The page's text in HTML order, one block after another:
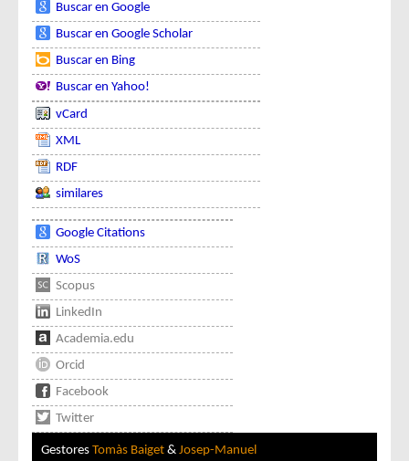
Buscar en Google
Buscar en Google Scholar
Buscar en Bing
Buscar en Yahoo!
vCard
XML
RDF
similares
Google Citations
WoS
Scopus
LinkedIn
Academia.edu
Orcid
Facebook
Twitter
Gestores Tomàs Baiget & Josep-Manuel